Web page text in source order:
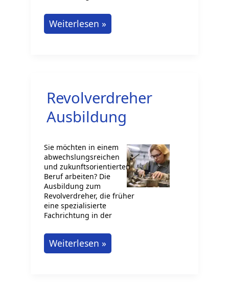
Duale
Berufsausbildung
werden
Weiterlesen »
Revolverdreher
Ausbildung
Sie möchten in einem
abwechslungsreichen
und zukunftsorientierten
Beruf arbeiten? Die
Ausbildung zum
Revolverdreher, die früher
eine spezialisierte
Fachrichtung in der
Revolverdreher
Ausbildung
Weiterlesen »